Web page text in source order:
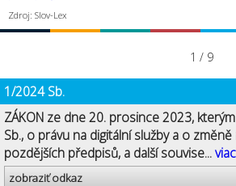
Zdroj: Slov-Lex
1 / 9
1/2024 Sb.
ZÁKON ze dne 20. prosince 2023,
Sb., o právu na digitální služby a o
pozdějších předpisů, a další souvise...
zobraziť odkaz